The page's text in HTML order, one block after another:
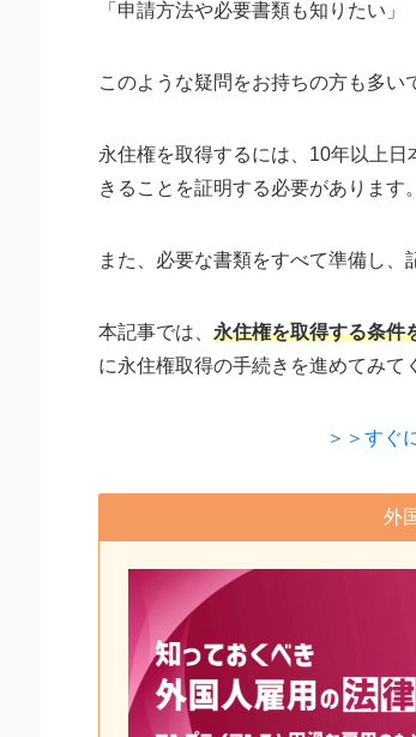
「申請方法や必要書類も知りたい」
このような疑問をお持ちの方も多い
永住権を取得するには、10年以上
きることを証明する必要があります。
また、必要な書類をすべて準備し、
本記事では、 永住権を取得する条件
に永住権取得の手続きを進めてみて
＞＞すぐ
外